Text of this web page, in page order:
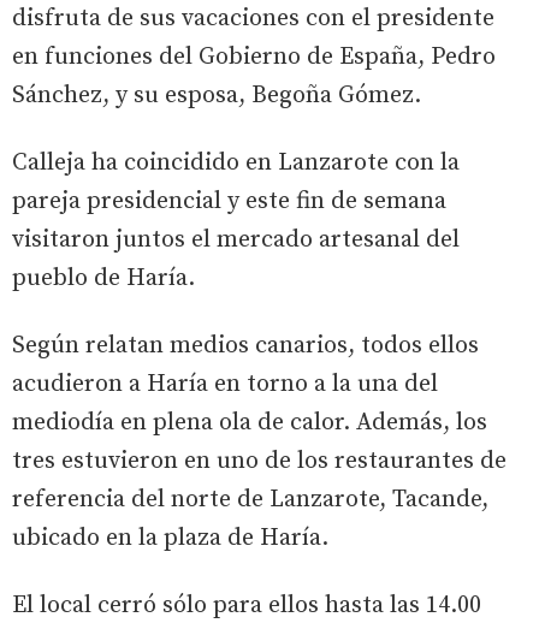
disfruta de sus vacaciones con el presidente
en funciones del Gobierno de España, Pedro
Sánchez, y su esposa, Begoña Gómez.
Calleja ha coincidido en Lanzarote con la
pareja presidencial y este fin de semana
visitaron juntos el mercado artesanal del
pueblo de Haría.
Según relatan medios canarios, todos ellos
acudieron a Haría en torno a la una del
mediodía en plena ola de calor. Además, los
tres estuvieron en uno de los restaurantes de
referencia del norte de Lanzarote, Tacande,
ubicado en la plaza de Haría.
El local cerró sólo para ellos hasta las 14.00